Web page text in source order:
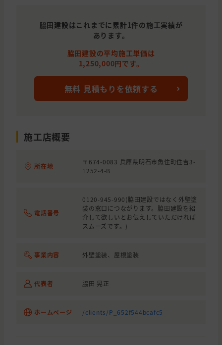
脇田建設はこれまでに累計1件の施工実績が
あります。
脇田建設の平均施工単価は
1,250,000円です。
無料 見積もりを依頼する
施工店概要
所在地
〒674-0083 兵庫県明石市魚住町住吉3-
1252-4-B
電話番号
0120-945-990(脇田建設ではなく外壁塗
装の窓口につながります。脇田建設を紹
介して欲しいとお伝えしていただければ
スムーズです。)
事業内容 外壁塗装、屋根塗装
代表者 脇田 晃正
ホームページ /clients/P_652f544bcafc5